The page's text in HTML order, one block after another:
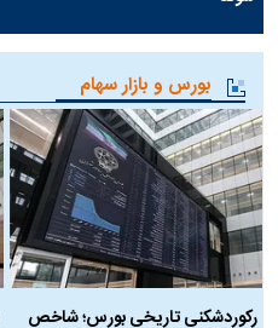
بورس و بازار سهام
رکوردشکنی تاریخی بورس؛ شاخص